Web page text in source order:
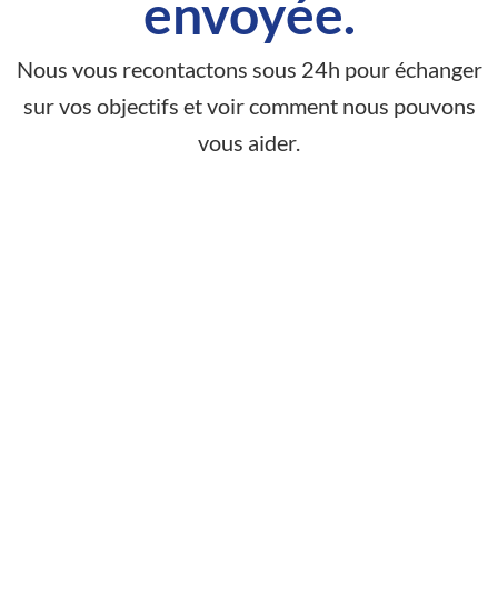
envoyée.
Nous vous recontactons sous 24h pour échanger
sur vos objectifs et voir comment nous pouvons
vous aider.